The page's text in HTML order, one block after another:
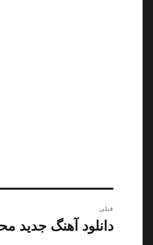
نوشته
قبلی
نوشته
دانلود آهنگ جدید